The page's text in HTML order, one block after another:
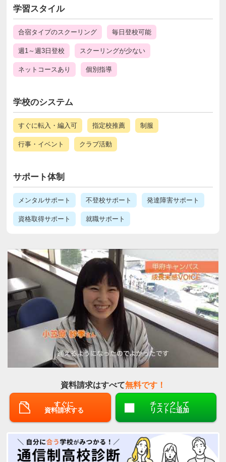
学習スタイル
合宿タイプのスクーリング 毎日登校可能
週1～週3日登校 スクーリングが少ない
ネットコースあり 個別指導
学校のシステム
すぐに転入・編入可 指定校推薦 制服
行事・イベント クラブ活動
サポート体制
メンタルサポート 不登校サポート 発達障害サポート
資格取得サポート 就職サポート
資料請求はすべて無料です！
すぐに
資料請求する
チェックして
リストに追加